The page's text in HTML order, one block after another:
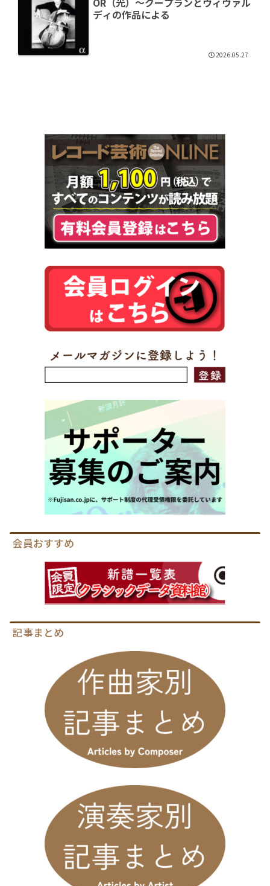
ディの作品による
2026.05.27
会員おすすめ
記事まとめ